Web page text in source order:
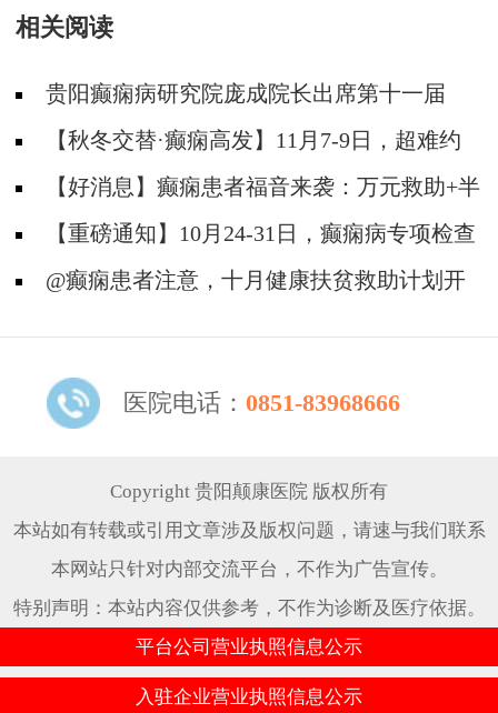
相关阅读
贵阳癫痫病研究院庞成院长出席第十一届
CAAE国际癫痫论坛暨协会成立20周年庆典
【秋冬交替·癫痫高发】11月7-9日，超难约
的北京三甲名医，携手贵州专家团共抗癫痫，速
约！
【好消息】癫痫患者福音来袭：万元救助+半
价专项检查+京黔专家免费亲诊，符合条件者速
申请！
【重磅通知】10月24-31日，癫痫病专项检查
全额救助+京黔名医免费亲诊+高达万元补贴，
@癫痫患者注意，十月健康扶贫救助计划开
医院电话： 0851-83968666
Copyright 贵阳颠康医院 版权所有
本站如有转载或引用文章涉及版权问题，请速与我们联系
本网站只针对内部交流平台，不作为广告宣传。
特别声明：本站内容仅供参考，不作为诊断及医疗依据。
平台公司营业执照信息公示
入驻企业营业执照信息公示